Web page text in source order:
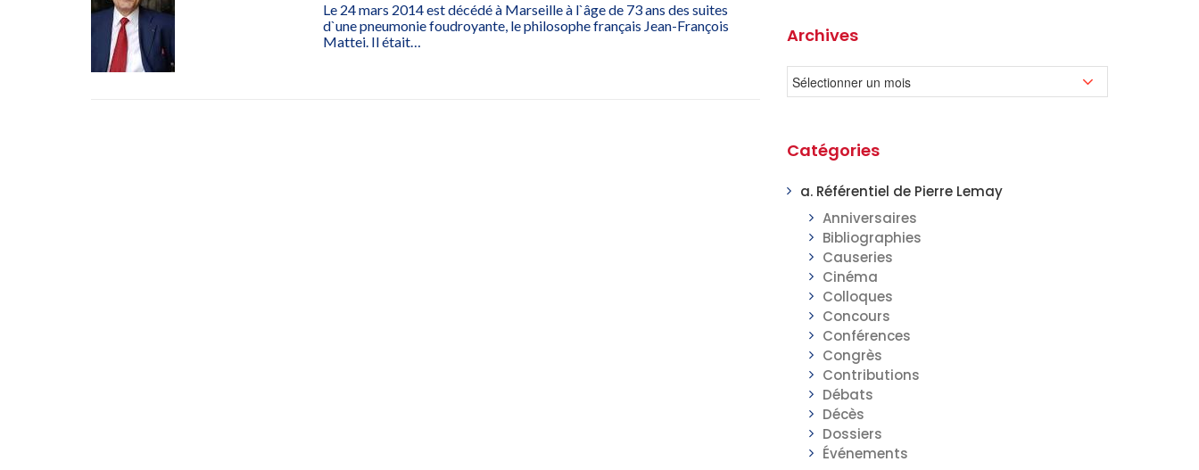
Le 24 mars 2014 est décédé à Marseille à l`âge de 73 ans des suites
d`une pneumonie foudroyante, le philosophe français Jean-François
Mattei. Il était…
Archives
Catégories
a. Référentiel de Pierre Lemay
Anniversaires
Bibliographies
Causeries
Cinéma
Colloques
Concours
Conférences
Congrès
Contributions
Débats
Décès
Dossiers
Événements